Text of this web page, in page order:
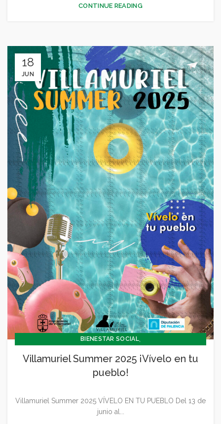
CONTINUE READING
18
JUN
BIENESTAR SOCIAL,
CONCEJALIA CULTURA Y TURISMO ,
CONCEJALÍA DEPORTES,CONCEJALÍA FESTEJOS
CULTURA,DEPORTES ,FESTEJOS ,GENERAL,
JUVENTUD - INFANCIA
Villamuriel Summer 2025 ¡Vívelo en tu
pueblo!
Villamuriel Summer 2025 VÍVELO EN TU PUEBLO Del 13 de
junio al...